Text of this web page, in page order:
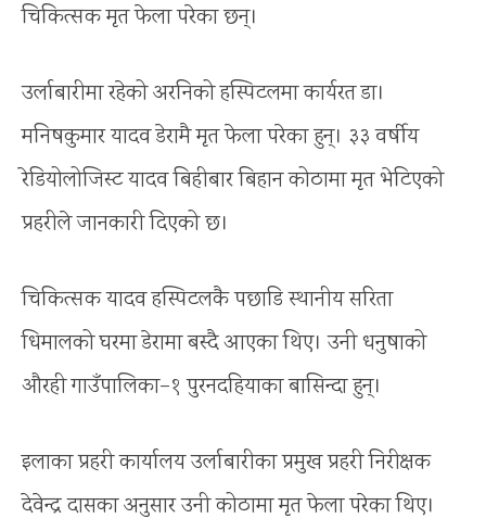
चिकित्सक मृत फेला परेका छन्।
उर्लाबारीमा रहेको अरनिको हस्पिटलमा कार्यरत डा।
मनिषकुमार यादव डेरामै मृत फेला परेका हुन्। ३३ वर्षीय
रेडियोलोजिस्ट यादव बिहीबार बिहान कोठामा मृत भेटिएको
प्रहरीले जानकारी दिएको छ।
चिकित्सक यादव हस्पिटलकै पछाडि स्थानीय सरिता
धिमालको घरमा डेरामा बस्दै आएका थिए। उनी धनुषाको
औरही गाउँपालिका–१ पुरनदहियाका बासिन्दा हुन्।
इलाका प्रहरी कार्यालय उर्लाबारीका प्रमुख प्रहरी निरीक्षक
देवेन्द्र दासका अनुसार उनी कोठामा मृत फेला परेका थिए।